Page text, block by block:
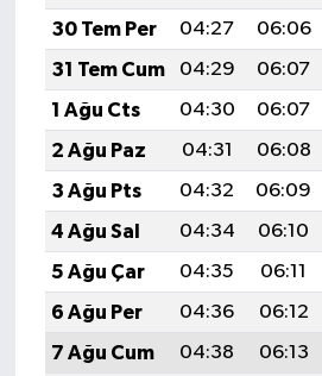
30 Tem Per
04:27 06:06
31 Tem Cum
04:29 06:07
1 Ağu Cts
04:30 06:07
2 Ağu Paz
04:31 06:08
3 Ağu Pts
04:32 06:09
4 Ağu Sal
04:34 06:10
5 Ağu Çar
04:35 06:11
6 Ağu Per
04:36 06:12
7 Ağu Cum
04:38 06:13